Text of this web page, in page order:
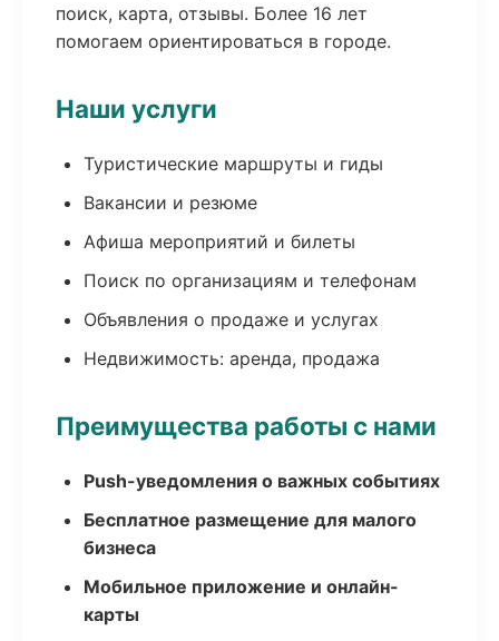
поиск, карта, отзывы. Более 16 лет
помогаем ориентироваться в городе.
Наши услуги
Туристические маршруты и гиды
Вакансии и резюме
Афиша мероприятий и билеты
Поиск по организациям и телефонам
Объявления о продаже и услугах
Недвижимость: аренда, продажа
Преимущества работы с нами
Push-уведомления о важных событиях
Бесплатное размещение для малого
бизнеса
Мобильное приложение и онлайн-
карты